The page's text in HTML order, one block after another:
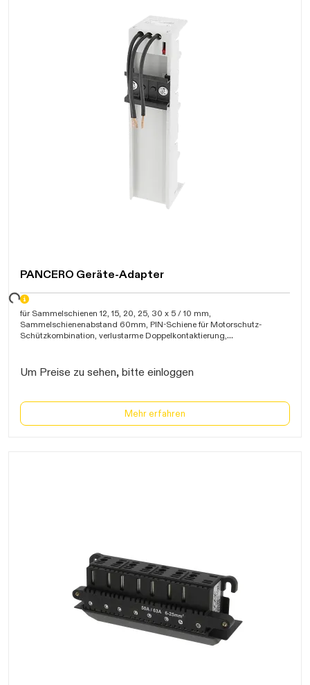
PANCERO Geräte-Adapter
Daten werden geladen. Bitte warten...
für Sammelschienen 12, 15, 20, 25, 30 x 5 / 10 mm,
Sammelschienenabstand 60mm, PIN-Schiene für Motorschutz-
Schützkombination, verlustarme Doppelkontaktierung,
Um Preise zu sehen, bitte einloggen
Mehr erfahren